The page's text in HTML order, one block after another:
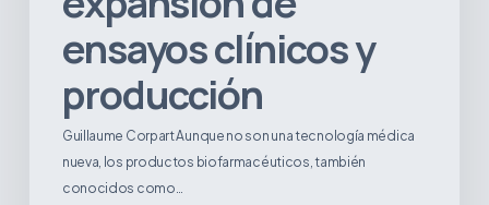
ensayos clínicos y
producción
Guillaume Corpart Aunque no son una tecnología médica
nueva, los productos biofarmacéuticos, también
conocidos como…